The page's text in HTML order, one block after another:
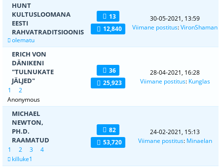
HUNT
KULTUSLOOMANA
EESTI
RAHVATRADITSIOONIS
olematu
13
12,840
30-05-2021, 13:59
Viimane postitus:VironShaman
ERICH VON
DÄNIKENI
"TULNUKATE
JÄLJED"
1
2
Anonymous
36
25,923
28-04-2021, 16:28
Viimane postitus: Kunglas
MICHAEL
NEWTON,
PH.D.
RAAMATUD
1 2 3
4
killuke1
82
53,720
24-02-2021, 15:13
Viimane postitus: Minaelan